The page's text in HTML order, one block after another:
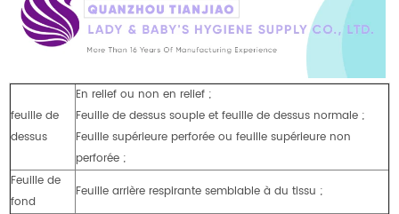
feuille de
dessus
En relief ou non en relief ;
Feuille de dessus souple et feuille de dessus normale ;
Feuille supérieure perforée ou feuille supérieure non
perforée ;
Feuille de
fond
Feuille arrière respirante semblable à du tissu ;